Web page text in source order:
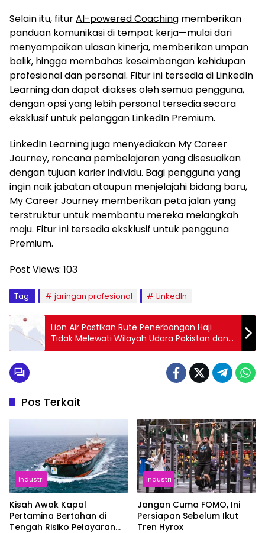
Selain itu, fiturAI-powered Coaching memberikan
panduan komunikasi di tempat kerja—mulai dari
menyampaikan ulasan kinerja, memberikan umpan
balik, hingga membahas keseimbangan kehidupan
profesional dan personal. Fitur ini tersedia di LinkedIn
Learning dan dapat diakses oleh semua pengguna,
dengan opsi yang lebih personal tersedia secara
eksklusif untuk pelanggan LinkedIn Premium.
LinkedIn Learning juga menyediakan My Career
Journey, rencana pembelajaran yang disesuaikan
dengan tujuan karier individu. Bagi pengguna yang
ingin naik jabatan ataupun menjelajahi bidang baru,
My Career Journey memberikan peta jalan yang
terstruktur untuk membantu mereka melangkah
maju. Fitur ini tersedia eksklusif untuk pengguna
Premium.
Post Views: 103
Tag: jaringan profesional LinkedIn
Lion Air Pastikan Rute Penerbangan Haji
Tidak Melewati Wilayah Udara Pakistan dan
India Utara
Pos Terkait
Industri
Kisah Awak Kapal
Pertamina Bertahan di
Tengah Risiko Pelayaran
Industri
Jangan Cuma FOMO, Ini
Persiapan Sebelum Ikut
Tren Hyrox